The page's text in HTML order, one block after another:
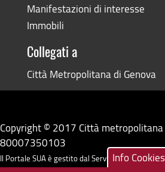
Manifestazioni di interesse
Immobili
Collegati a
Città Metropolitana di Genova
Copyright © 2017 Città metropolitana
80007350103
Il Portale SUA è gestito dal Servizio Sistemi
Info Cookies